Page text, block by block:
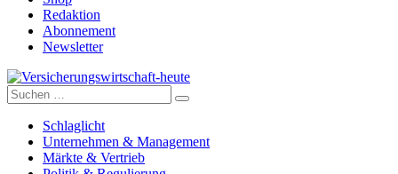
Redaktion
Abonnement
Newsletter
Versicherungswirtschaft-heute
Suche
nach:
Schlaglicht
Unternehmen & Management
Märkte & Vertrieb